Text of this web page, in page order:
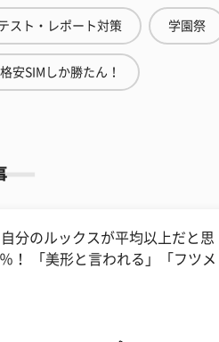
スト・レポート対策 学園祭
格安SIMしか勝たん！
分のルックスが平均以上だと思
！ 「美形と言われる」「フツメ